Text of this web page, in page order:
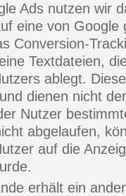
Ads nutzen wir
eine von Google
Conversion-
Textdateien,
ablegt.
dienen nicht
Nutzer
abgelaufen,
auf die
erhält ein